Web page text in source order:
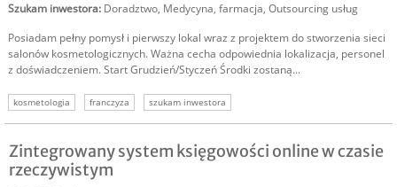
Szukam inwestora: Doradztwo, Medycyna, farmacja, Outsourcing usług
Posiadam pełny pomysł i pierwszy lokal wraz z projektem do stworzenia sieci
salonów kosmetologicznych. Ważna cecha odpowiednia lokalizacja, personel
z doświadczeniem. Start Grudzień/Styczeń Środki zostaną...
kosmetologia franczyza szukam inwestora
Zintegrowany system księgowości online w czasie
rzeczywistym